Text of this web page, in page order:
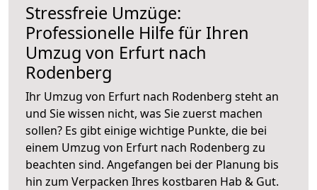
Stressfreie Umzüge:
Professionelle Hilfe für Ihren
Umzug von Erfurt nach
Rodenberg
Ihr Umzug von Erfurt nach Rodenberg steht an
und Sie wissen nicht, was Sie zuerst machen
sollen? Es gibt einige wichtige Punkte, die bei
einem Umzug von Erfurt nach Rodenberg zu
beachten sind. Angefangen bei der Planung bis
hin zum Verpacken Ihres kostbaren Hab & Gut.